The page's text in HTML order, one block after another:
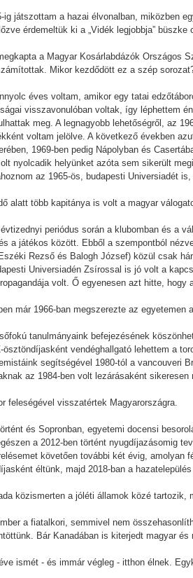
ig játszottam a hazai élvonalban, miközben
érdemeltük ki a „Vidék legjobbja” büszke
a Magyar Kosárlabdázók Országos
Mikor kezdődött ez a szép
éves voltam, amikor egy tatai
visszavonulóban voltak, így léphettem
meg. A legnagyobb lehetőségről, az
voltam jelölve. A következő években
1969-ben pedig Nápolyban és
nyolcadik helyünket azóta sem sikerült
az 1965-ös, budapesti Universiadét
alatt több kapitánya is volt a magyar
periódus során a klubomban és a
a játékos között. Ebből a szempontból
Rezső és Balogh József) közül csak
Universiadén Zsírossal is jó volt a
volt. Ő egyenesen azt hitte,
már 1966-ban megszerezte az egyetemen
tanulmányaink befejezésének
ösztöndíjasként vendéghallgató lehettem a
segítségével 1980-tól a vancouveri
az 1984-ben volt lezárásaként
feleségével visszatértek Magyarországra.
és Sopronban, egyetemi docensi
a 2012-ben történt nyugdíjazásomig
követően további két évig, amolyan
éltünk, majd 2018-ban a
közismerten a jóléti államok közé tartozik,
a fiatalkori, semmivel nem
Bár Kanadában is kiterjedt magyar
ismét - és immár végleg - itthon élnek.